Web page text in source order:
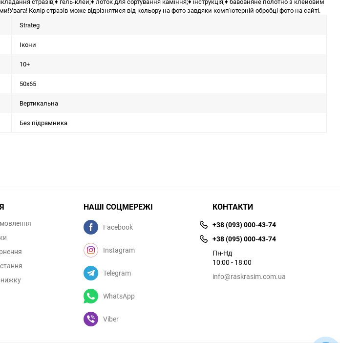
Колір стразів може відрізнятися від кольору на фото завдяки комп'ютерній обробці фото на сайті.
Strateg
Ікони
10+
50х65
Вертикальна
Без підрамника
НАШІ СОЦМЕРЕЖІ
Facebook
Instagram
Telegram
WhatsApp
Viber
КОНТАКТИ
+38 (093) 000-43-74
+38 (095) 000-43-74
Пн-Нд
10:00 - 18:00
info@raskrasim.com.ua